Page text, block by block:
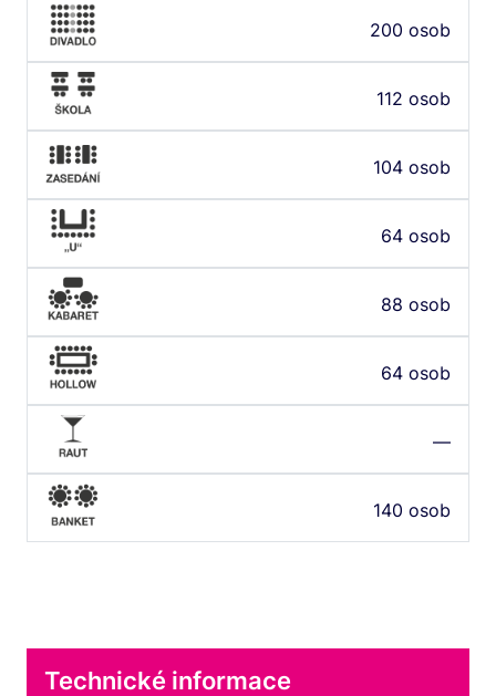
Technické informace
200 osob
112 osob
104 osob
64 osob
88 osob
64 osob
—
140 osob